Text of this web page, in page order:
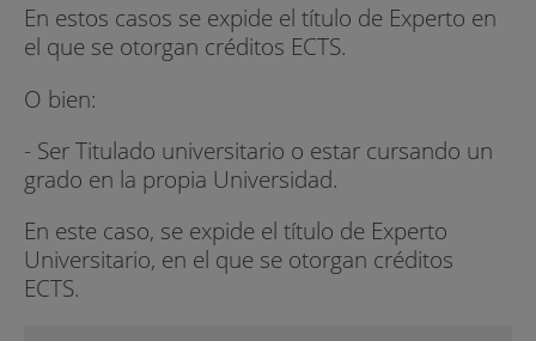
En estos casos se expide el título de Experto en
el que se otorgan créditos ECTS.
O bien:
- Ser Titulado universitario o estar cursando un
grado en la propia Universidad.
En este caso, se expide el título de Experto
Universitario, en el que se otorgan créditos
ECTS.